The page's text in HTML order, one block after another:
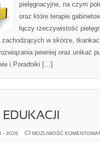
pielęgnacyjne, na czym
oraz które terapie
łączy rzeczywistość
w skórze,
pewniej oraz unikać
i Poradniki […]
- 2026 MOŻLIWOŚĆ